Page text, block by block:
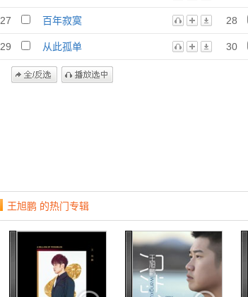
27 百年寂寞 28
29 从此孤单 30
王旭鹏 的热门专辑